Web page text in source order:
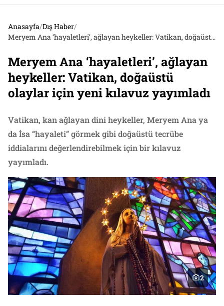
Anasayfa/Dış Haber/
Meryem Ana ‘hayaletleri’, ağlayan heykeller: Vatikan, doğaüstü olaylar için yeni kılavuz yayımladı
Meryem Ana ‘hayaletleri’, ağlayan
heykeller: Vatikan, doğaüstü
olaylar için yeni kılavuz yayımladı
Vatikan, kan ağlayan dini heykeller, Meryem Ana ya
da İsa “hayaleti” görmek gibi doğaüstü tecrübe
iddialarını değerlendirebilmek için bir kılavuz
yayımladı.
2